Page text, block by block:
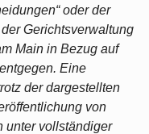
oder der
Gerichtsverwaltung
Main in Bezug auf
Eine
der dargestellten
von
unter vollständiger